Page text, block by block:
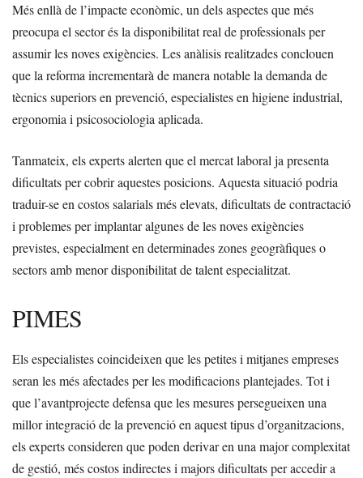
Més enllà de l’impacte econòmic, un dels aspectes que més
preocupa el sector és la disponibilitat real de professionals per
assumir les noves exigències. Les anàlisis realitzades conclouen
que la reforma incrementarà de manera notable la demanda de
tècnics superiors en prevenció, especialistes en higiene industrial,
ergonomia i psicosociologia aplicada.
Tanmateix, els experts alerten que el mercat laboral ja presenta
dificultats per cobrir aquestes posicions. Aquesta situació podria
traduir-se en costos salarials més elevats, dificultats de contractació
i problemes per implantar algunes de les noves exigències
previstes, especialment en determinades zones geogràfiques o
sectors amb menor disponibilitat de talent especialitzat.
PIMES
Els especialistes coincideixen que les petites i mitjanes empreses
seran les més afectades per les modificacions plantejades. Tot i
que l’avantprojecte defensa que les mesures persegueixen una
millor integració de la prevenció en aquest tipus d’organitzacions,
els experts consideren que poden derivar en una major complexitat
de gestió, més costos indirectes i majors dificultats per accedir a